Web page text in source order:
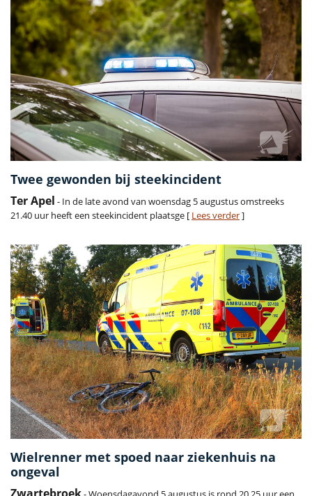
Twee gewonden bij steekincident
Ter Apel - In de late avond van woensdag 5 augustus omstreeks
21.40 uur heeft een steekincident plaatsge [ Lees verder]
Wielrenner met spoed naar ziekenhuis na
ongeval